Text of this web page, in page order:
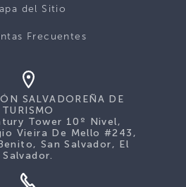
del Sitio
Frecuentes
SALVADOREÑA DE
TURISMO
Tower 10º Nivel,
Vieira De Mello #243,
San Salvador, El
Salvador.